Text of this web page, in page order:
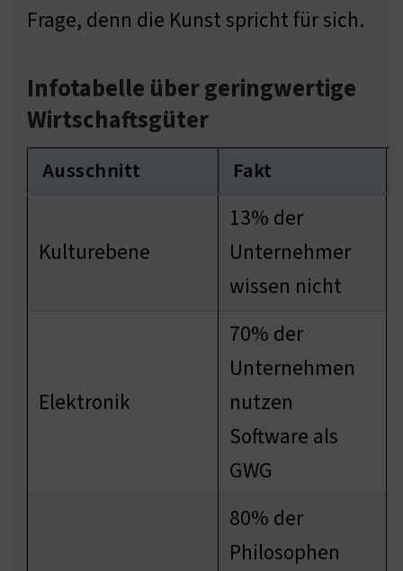
Frage, denn die Kunst spricht für sich.
Infotabelle über geringwertige
Wirtschaftsgüter
Ausschnitt Fakt
Kulturebene
13% der
Unternehmer
wissen nicht
Elektronik
70% der
Unternehmen
nutzen
Software als
GWG
80% der
Philosophen